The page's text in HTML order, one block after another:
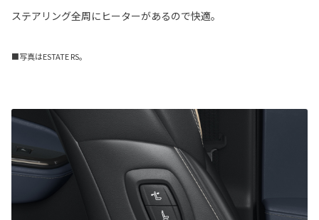
ステアリング全周にヒーターがあるので快適。
■写真はESTATE RS。